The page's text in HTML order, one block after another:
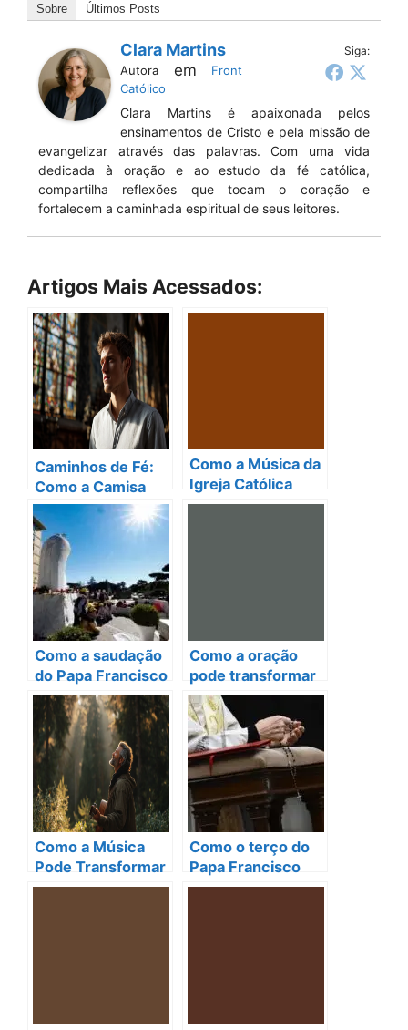
Sobre Últimos Posts
Siga:
Clara Martins
Autora em
Front
Católico
Clara Martins é apaixonada pelos
ensinamentos de Cristo e pela missão de
evangelizar através das palavras. Com uma vida
dedicada à oração e ao estudo da fé católica,
compartilha reflexões que tocam o coração e
fortalecem a caminhada espiritual de seus leitores.
Artigos Mais Acessados:
Caminhos de Fé:
Como a Camisa
Católica Masculina
Transforma
Corpos e Almas
Como a Música da
Igreja Católica
Transforma
Como a saudação
do Papa Francisco
transforma vidas
em 2025?
Como a oração
pode transformar
sua vida financeira
segundo a Bíblia
Como a Música
Pode Transformar
Sua Espiritualidade
Como o terço do
Papa Francisco
pode transformar